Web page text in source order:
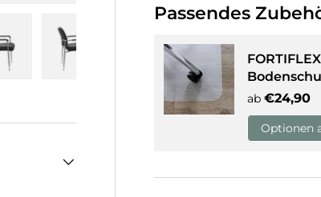
Bild 6 in Galerieansicht laden
Bild 7 in Galerieansicht laden
Bild 8 in Galerieansicht
Passendes
ab €24,90
Optionen